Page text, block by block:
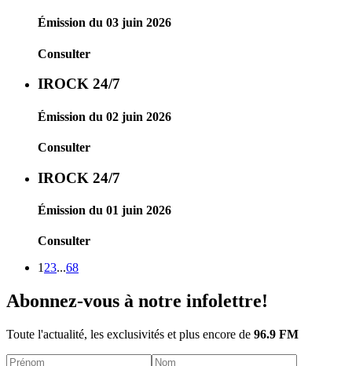
Émission du 03 juin 2026
Consulter
IROCK 24/7
Émission du 02 juin 2026
Consulter
IROCK 24/7
Émission du 01 juin 2026
Consulter
1 23...68
Abonnez-vous à notre infolettre!
Toute l'actualité, les exclusivités et plus encore de 96.9 FM